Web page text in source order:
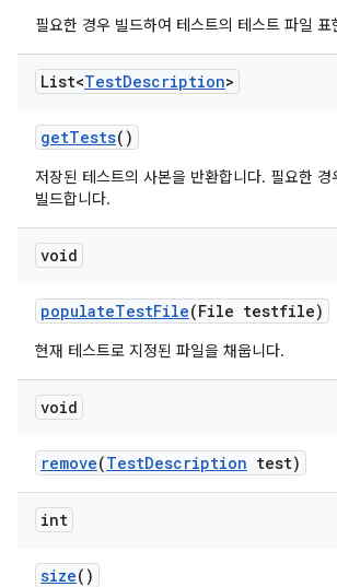
필요한 경우 빌드하여 테스트의 테스트 파일 표
List<TestDescription>
getTests()
저장된 테스트의 사본을 반환합니다. 필요한 경
빌드합니다.
void
populateTestFile(File testfile)
현재 테스트로 지정된 파일을 채웁니다.
void
remove(TestDescription test)
int
size()